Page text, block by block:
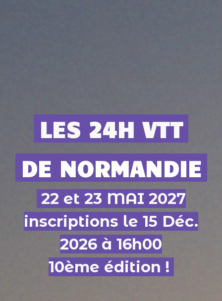
LES 24H VTT
DE NORMANDIE
22 et 23 MAI 2027
inscriptions le 15 Déc.
2026 à 16h00
10ème édition !